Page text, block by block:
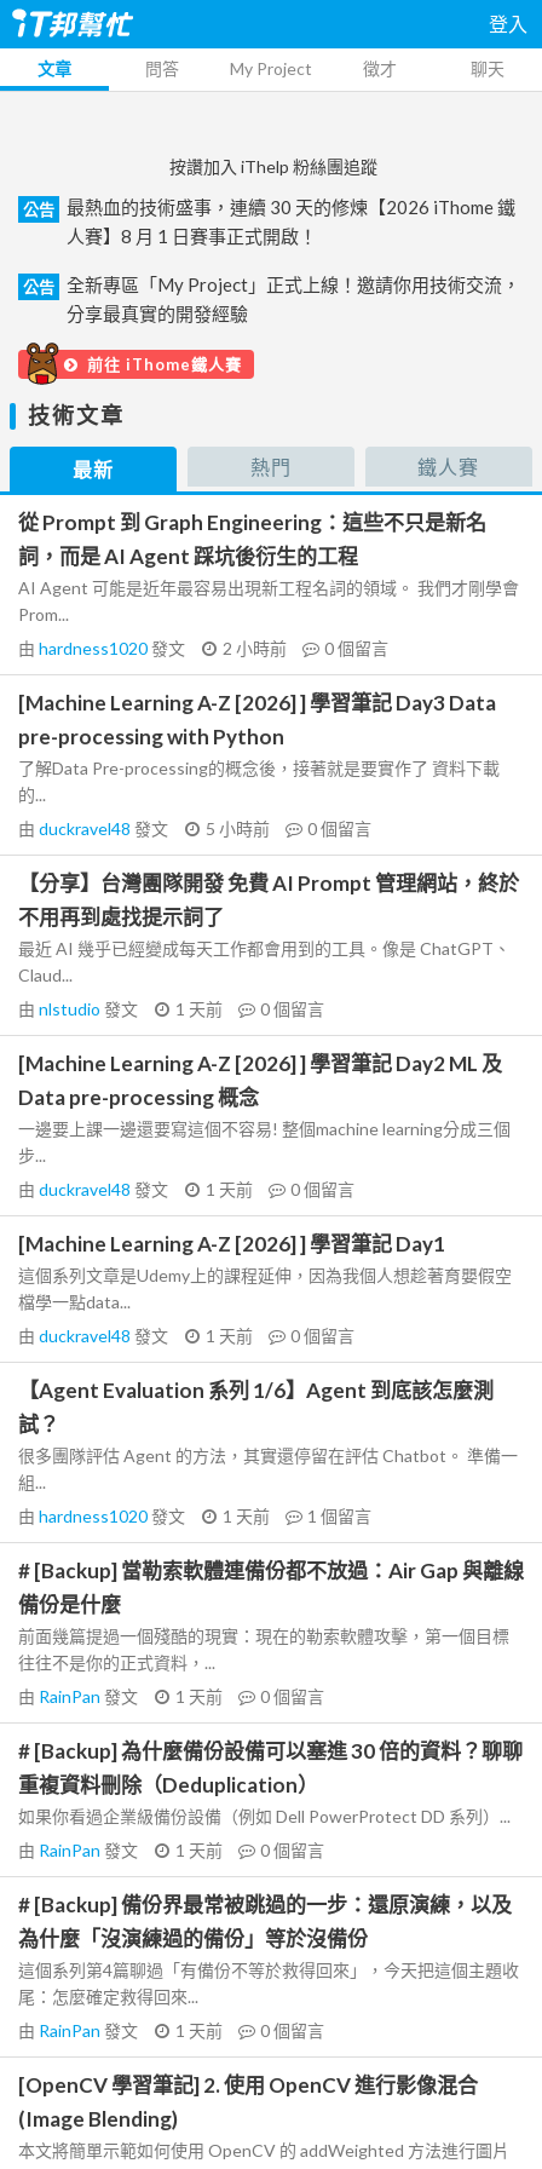
登入
文章 問答 My Project 徵才 聊天
按讚加入 iThelp 粉絲團追蹤
公告
最熱血的技術盛事，連續 30 天的修煉【2026 iThome 鐵
人賽】8 月 1 日賽事正式開啟！
公告
全新專區「My Project」正式上線！邀請你用技術交流，
分享最真實的開發經驗
前往 iThome鐵人賽
技術文章
最新 熱門 鐵人賽
從 Prompt 到 Graph Engineering：這些不只是新名
詞，而是 AI Agent 踩坑後衍生的工程
AI Agent 可能是近年最容易出現新工程名詞的領域。 我們才剛學會
Prom...
由 hardness1020發文 2 小時前 0個留言
[Machine Learning A-Z [2026] ] 學習筆記 Day3 Data
pre-processing with Python
了解Data Pre-processing的概念後，接著就是要實作了 資料下載
的...
由 duckravel48 發文 5 小時前 0個留言
【分享】台灣團隊開發 免費 AI Prompt 管理網站，終於
不用再到處找提示詞了
最近 AI 幾乎已經變成每天工作都會用到的工具。像是 ChatGPT、
Claud...
由 nlstudio 發文 1 天前 0個留言
[Machine Learning A-Z [2026] ] 學習筆記 Day2 ML 及
Data pre-processing 概念
一邊要上課一邊還要寫這個不容易! 整個machine learning分成三個
步...
由 duckravel48 發文 1 天前 0個留言
[Machine Learning A-Z [2026] ] 學習筆記 Day1
這個系列文章是Udemy上的課程延伸，因為我個人想趁著育嬰假空
檔學一點data...
由 duckravel48 發文 1 天前 0個留言
【Agent Evaluation 系列 1/6】Agent 到底該怎麼測
試？
很多團隊評估 Agent 的方法，其實還停留在評估 Chatbot。 準備一
組...
由 hardness1020發文 1 天前 1 個留言
# [Backup] 當勒索軟體連備份都不放過：Air Gap 與離線
備份是什麼
前面幾篇提過一個殘酷的現實：現在的勒索軟體攻擊，第一個目標
往往不是你的正式資料，...
由 RainPan 發文 1 天前 0個留言
# [Backup] 為什麼備份設備可以塞進 30 倍的資料？聊聊
重複資料刪除（Deduplication）
如果你看過企業級備份設備（例如 Dell PowerProtect DD 系列）...
由 RainPan 發文 1 天前 0個留言
# [Backup] 備份界最常被跳過的一步：還原演練，以及
為什麼「沒演練過的備份」等於沒備份
這個系列第4篇聊過「有備份不等於救得回來」，今天把這個主題收
尾：怎麼確定救得回來...
由 RainPan 發文 1 天前 0個留言
[OpenCV 學習筆記] 2. 使用 OpenCV 進行影像混合
(Image Blending)
本文將簡單示範如何使用 OpenCV 的 addWeighted 方法進行圖片